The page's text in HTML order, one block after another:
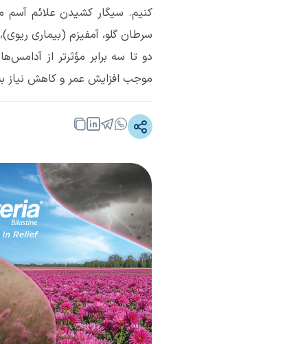
کنیم. سیگار کشیدن علائم
سرطان گلو، آمفیزم (بیماری
دو تا سه برابر مؤثرتر از
موجب افزایش عمر و کاهش نیاز